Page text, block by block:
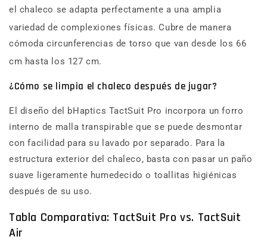
el chaleco se adapta perfectamente a una amplia
variedad de complexiones físicas. Cubre de manera
cómoda circunferencias de torso que van desde los 66
cm hasta los 127 cm.
¿Cómo se limpia el chaleco después de jugar?
El diseño del bHaptics TactSuit Pro incorpora un forro
interno de malla transpirable que se puede desmontar
con facilidad para su lavado por separado. Para la
estructura exterior del chaleco, basta con pasar un paño
suave ligeramente humedecido o toallitas higiénicas
después de su uso.
Tabla Comparativa: TactSuit Pro vs. TactSuit
Air